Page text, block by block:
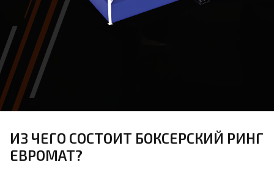
ИЗ ЧЕГО СОСТОИТ БОКСЕРСКИЙ РИНГ
ЕВРОМАТ?